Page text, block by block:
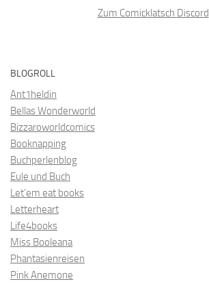
Zum Comicklatsch Discord
BLOGROLL
Ant1heldin
Bellas Wonderworld
Bizzaroworldcomics
Booknapping
Buchperlenblog
Eule und Buch
Let’em eat books
Letterheart
Life4books
Miss Booleana
Phantasienreisen
Pink Anemone